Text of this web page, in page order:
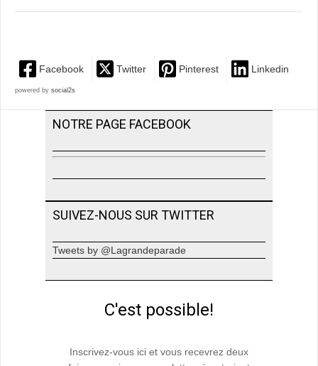
Facebook Twitter Pinterest Linkedin
powered by social2s
NOTRE PAGE FACEBOOK
SUIVEZ-NOUS SUR TWITTER
Tweets by @Lagrandeparade
C'est possible!
Inscrivez-vous ici et vous recevrez deux